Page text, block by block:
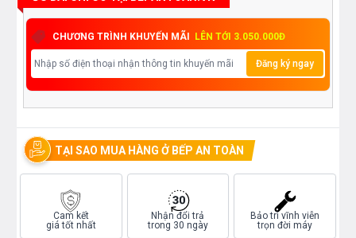
CHƯƠNG TRÌNH KHUYẾN MÃI LÊN TỚI 3.050.000Đ
Đăng ký ngay
TẠI SAO MUA HÀNG Ở BẾP AN TOÀN
Cam kết
giá tốt nhất
Nhận đổi trả
trong 30 ngày
Bảo trì vĩnh viễn
trọn đời máy